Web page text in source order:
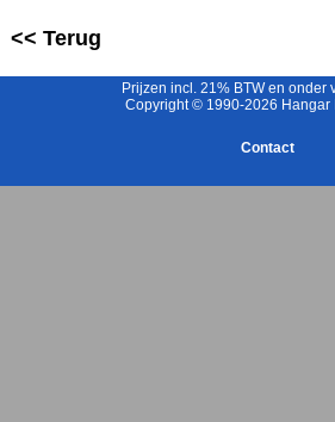
<< Terug
Prijzen incl. 21% BTW en onder
Copyright © 1990-2026 Hangar
Contact